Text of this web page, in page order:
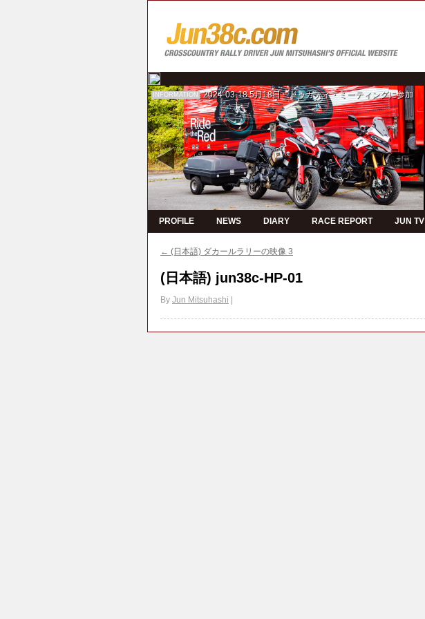
INFORMATION 2024-03-18 5月18日 ドゥカティ・ミーティングに参加
PROFILE NEWS DIARY RACE REPORT JUN TV
← (日本語) ダカールラリーの映像 3
(日本語) jun38c-HP-01
By Jun Mitsuhashi